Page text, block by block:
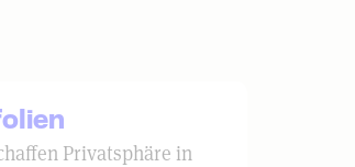
Privatsphäre in